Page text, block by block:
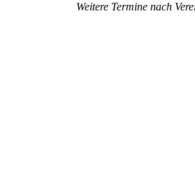
Weitere Termine nach